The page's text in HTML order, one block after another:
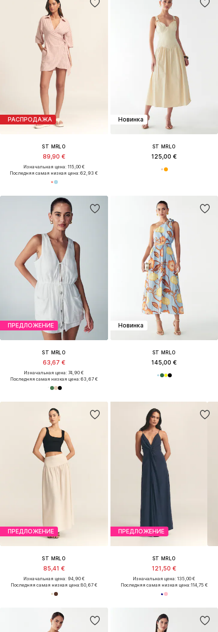
РАСПРОДАЖА
ST MRLO
89,90 €
Изначальная цена: 115,00 €
Последняя самая низкая цена:62,93 €
Новинка
ST MRLO
125,00 €
ПРЕДЛОЖЕНИЕ
ST MRLO
63,67 €
Изначальная цена: 74,90 €
Последняя самая низкая цена:63,67 €
Новинка
ST MRLO
145,00 €
ПРЕДЛОЖЕНИЕ
ST MRLO
85,41 €
Изначальная цена: 94,90 €
Последняя самая низкая цена:80,67 €
ПРЕДЛОЖЕНИЕ
ST MRLO
121,50 €
Изначальная цена: 135,00 €
Последняя самая низкая цена:114,75 €